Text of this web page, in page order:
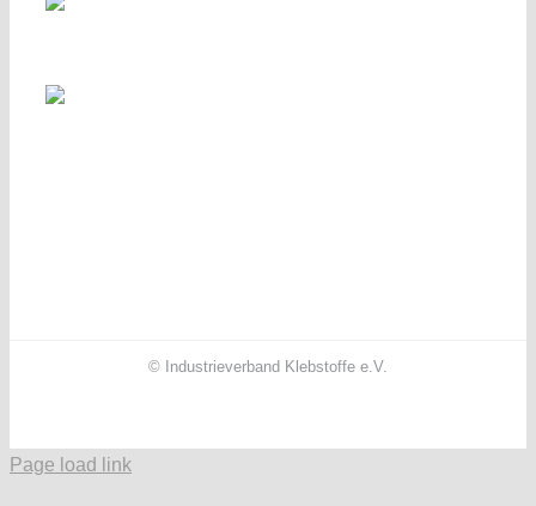
© Industrieverband Klebstoffe e.V.
Page load link